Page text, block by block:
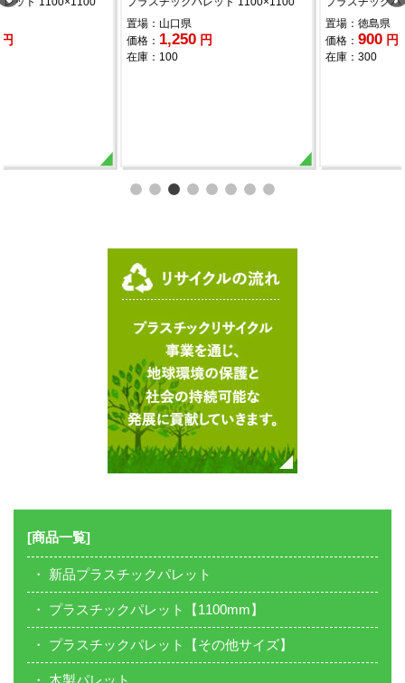
円
[商品一覧]
新品プラスチックパレット
プラスチックパレット【1100mm】
プラスチックパレット【その他サイズ】
木製パレット